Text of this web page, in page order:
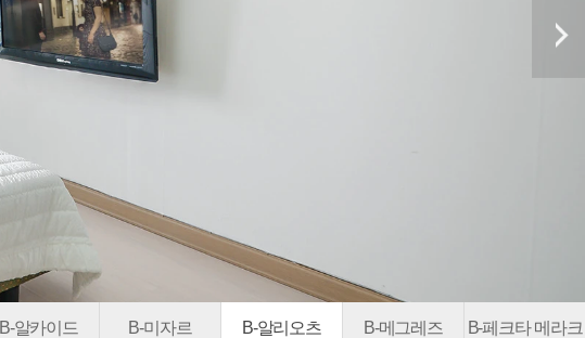
B-알카이드 B-미자르 B-알리오츠 B-메그레즈 B-페크타 메라크